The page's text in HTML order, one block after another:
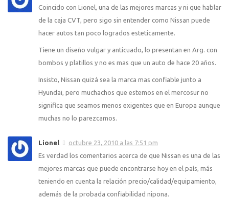
Coincido con Lionel, una de las mejores marcas y ni que hablar
de la caja CVT, pero sigo sin entender como Nissan puede
hacer autos tan poco logrados esteticamente.
Tiene un diseño vulgar y anticuado, lo presentan en Arg. con
bombos y platillos y no es mas que un auto de hace 20 años.
Insisto, Nissan quizá sea la marca mas confiable junto a
Hyundai, pero muchachos que estemos en el mercosur no
significa que seamos menos exigentes que en Europa aunque
muchas no lo parezcamos.
Lionel
octubre 23, 2010 a las 7:51 pm
Es verdad los comentarios acerca de que Nissan es una de las
mejores marcas que puede encontrarse hoy en el país, más
teniendo en cuenta la relación precio/calidad/equipamiento,
además de la probada confiabilidad nipona.